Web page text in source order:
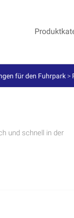
für den Fuhrpark >
und schnell in der